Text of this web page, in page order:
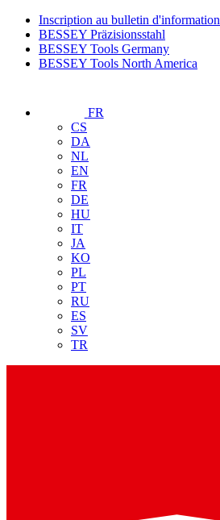
Inscription au bulletin d'information
BESSEY Präzisionsstahl
BESSEY Tools Germany
BESSEY Tools North America
FR
CS
DA
NL
EN
FR
DE
HU
IT
JA
KO
PL
PT
RU
ES
SV
TR